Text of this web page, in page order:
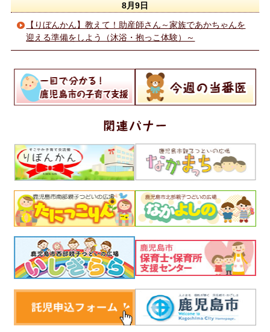
8月9日
【りぼんかん】教えて！助産師さん～家族であかちゃんを
迎える準備をしよう（沐浴・抱っこ体験）～